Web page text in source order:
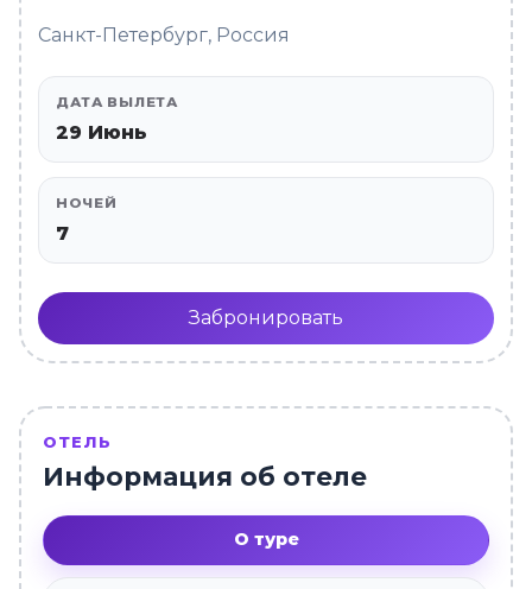
Санкт-Петербург, Россия
ДАТА ВЫЛЕТА
29 Июнь
НОЧЕЙ
7
Забронировать
ОТЕЛЬ
Информация об отеле
О туре